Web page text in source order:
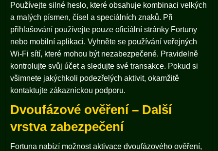
Používejte silné heslo, které obsahuje kombinaci velkých
a malých písmen, čísel a speciálních znaků. Při
přihlašování používejte pouze oficiální stránky Fortuny
nebo mobilní aplikaci. Vyhněte se používání veřejných
Wi-Fi sítí, které mohou být nezabezpečené. Pravidelně
kontrolujte svůj účet a sledujte své transakce. Pokud si
všimnete jakýchkoli podezřelých aktivit, okamžitě
kontaktujte zákaznickou podporu.
Dvoufázové ověření – Další
vrstva zabezpečení
Fortuna nabízí možnost aktivace dvoufázového ověření,